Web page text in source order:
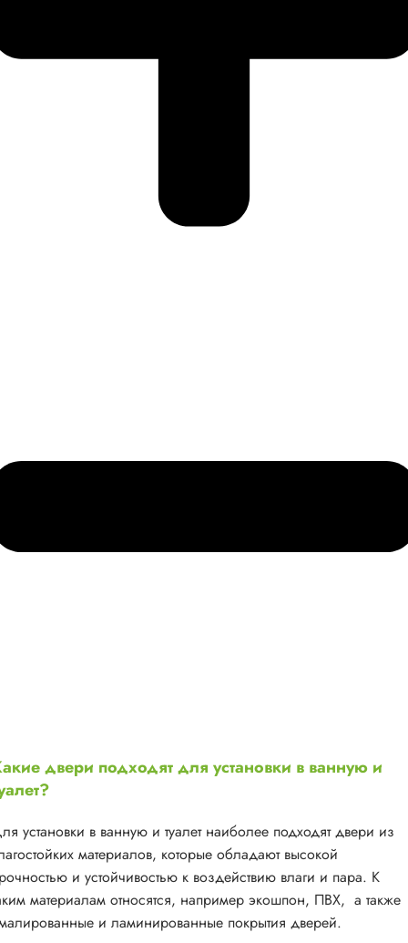
двери подходят для установки в ванную и
установки в ванную и туалет наиболее подходят двери из
материалов, которые обладают высокой
и устойчивостью к воздействию влаги и пара. К
материалам относятся, например экошпон, ПВХ, а также
и ламинированные покрытия дверей.